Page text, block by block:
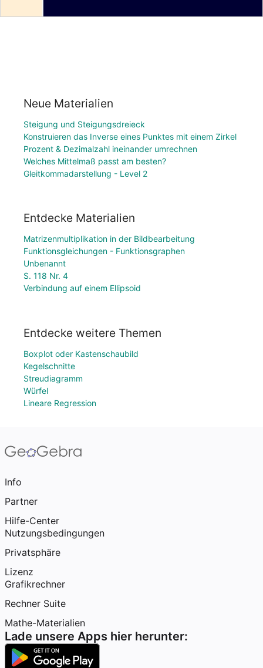
Neue Materialien
Steigung und Steigungsdreieck
Konstruieren das Inverse eines Punktes mit einem Zirkel
Prozent & Dezimalzahl ineinander umrechnen
Welches Mittelmaß passt am besten?
Gleitkommadarstellung - Level 2
Entdecke Materialien
Matrizenmultiplikation in der Bildbearbeitung
Funktionsgleichungen - Funktionsgraphen
Unbenannt
S. 118 Nr. 4
Verbindung auf einem Ellipsoid
Entdecke weitere Themen
Boxplot oder Kastenschaubild
Kegelschnitte
Streudiagramm
Würfel
Lineare Regression
Info
Partner
Hilfe-Center
Nutzungsbedingungen
Privatsphäre
Lizenz
Grafikrechner
Rechner Suite
Mathe-Materialien
Lade unsere Apps hier herunter: